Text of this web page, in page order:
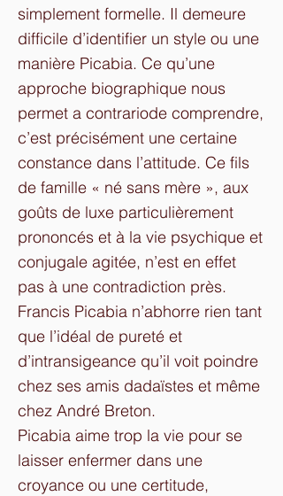
simplement formelle. Il demeure
difficile d’identifier un style ou une
manière Picabia. Ce qu’une
approche biographique nous
permet a contrariode comprendre,
c’est précisément une certaine
constance dans l’attitude. Ce fils
de famille « né sans mère », aux
goûts de luxe particulièrement
prononcés et à la vie psychique et
conjugale agitée, n’est en effet
pas à une contradiction près.
Francis Picabia n’abhorre rien tant
que l’idéal de pureté et
d’intransigeance qu’il voit poindre
chez ses amis dadaïstes et même
chez André Breton.
Picabia aime trop la vie pour se
laisser enfermer dans une
croyance ou une certitude,